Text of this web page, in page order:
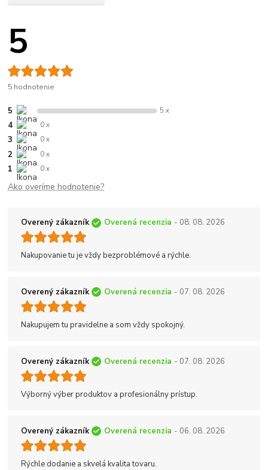
5
5 hodnotenie
5 5 x
4 0 x
3 0 x
2 0 x
1 0 x
Ako overíme hodnotenie?
Overený zákazník Overená recenzia - 08. 08. 2026
Nakupovanie tu je vždy bezproblémové a rýchle.
Overený zákazník Overená recenzia - 07. 08. 2026
Nakupujem tu pravidelne a som vždy spokojný.
Overený zákazník Overená recenzia - 07. 08. 2026
Výborný výber produktov a profesionálny prístup.
Overený zákazník Overená recenzia - 06. 08. 2026
Rýchle dodanie a skvelá kvalita tovaru.